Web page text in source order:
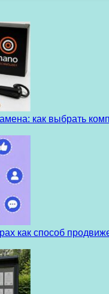
как выбрать
как способ